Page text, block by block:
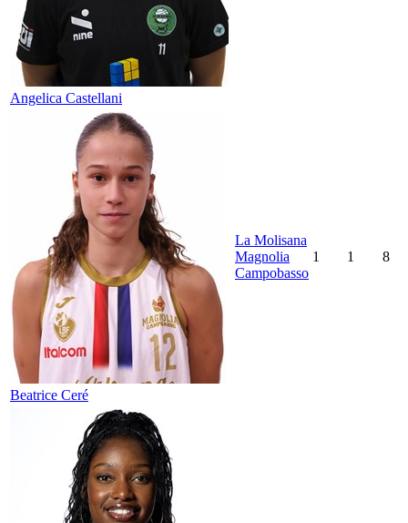
Angelica Castellani
Beatrice Ceré
La Molisana
Magnolia
Campobasso
1 1 8